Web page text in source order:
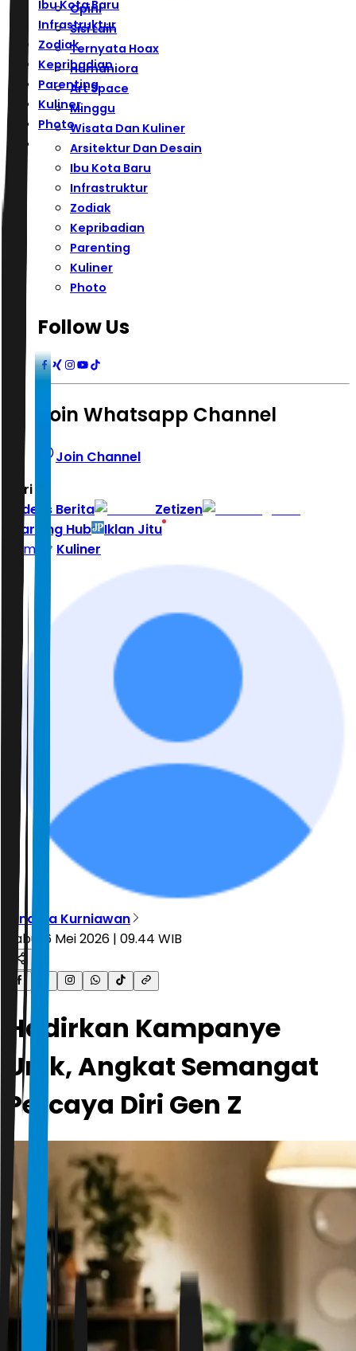
Ibu Kota Baru
Infrastruktur
Zodiak
Kepribadian
Parenting
Kuliner
Photo
Opini
Sisi Lain
Ternyata Hoax
Humaniora
Art Space
Minggu
Wisata Dan Kuliner
Arsitektur Dan Desain
Ibu Kota Baru
Infrastruktur
Zodiak
Kepribadian
Parenting
Kuliner
Photo
Follow Us
Join Whatsapp Channel
Join Channel
Hari ini
Indeks Berita
Zetizen
Learning Hub
Iklan Jitu
Home
Kuliner
Dinarsa Kurniawan
Rabu, 6 Mei 2026 | 09.44 WIB
Hadirkan Kampanye
Unik, Angkat Semangat
Percaya Diri Gen Z